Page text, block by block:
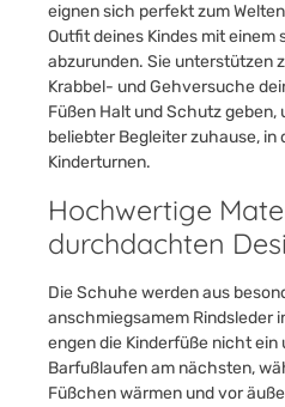
eignen sich perfekt zum
Outfit deines Kindes mit einem
abzurunden. Sie unterstützen
Krabbel- und Gehversuche
Füßen Halt und Schutz geben,
beliebter Begleiter zuhause, in
Kinderturnen.
Hochwertige
durchdachten
Die Schuhe werden aus
anschmiegsamem Rindsleder
engen die Kinderfüße nicht ein
Barfußlaufen am nächsten,
Füßchen wärmen und vor